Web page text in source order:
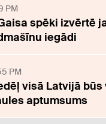
PM
spēki izvērtē
iegādi
PM
visā Latvijā būs
aptumsums